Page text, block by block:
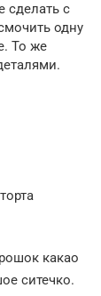
сделать с
одну
То же
какао
ситечко.